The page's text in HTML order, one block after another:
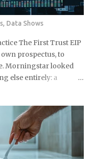
뭉치 콘돔이나 생리대 실
특히 조심해야 해요. 물에
잘 안 녹아요. 한 번은 친
온 가족이 고생한 걸 봤어
기에 버리면 안 돼요. 처음
점점 좁아지거든요. 특히
. 제가 배관공한테 들은
쓰레기로 버리면 돼요. 종
. 화장실에 작은 쓰레기
면 편해요. 저는 이제 화장
장솜, 머리카락 같은 ...
Data Shows
The First Trust EIP
prospectus, to
Morningstar looked
else entirely: a
fund actually
Not a lot, as it turns
platform ran the
that a large